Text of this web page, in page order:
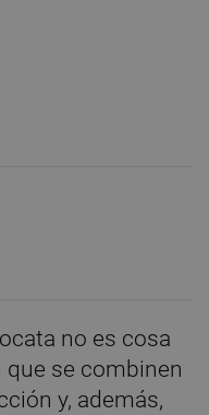
no es cosa
que se combinen
y, además,